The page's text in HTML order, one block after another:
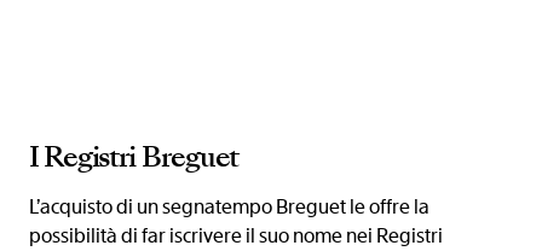
I Registri Breguet
L’acquisto di un segnatempo Breguet le offre la
possibilità di far iscrivere il suo nome nei Registri